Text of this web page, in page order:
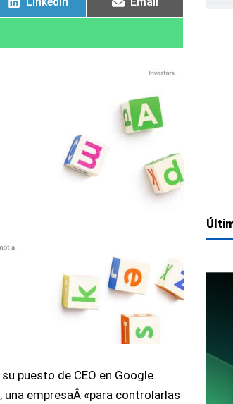
puesto de CEO en Google.
, una empresaÂ «para controlarlas